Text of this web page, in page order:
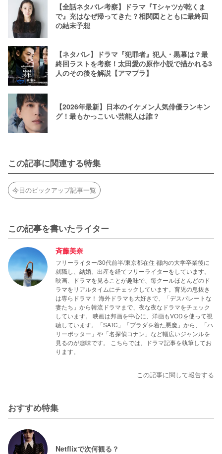
【全話ネタバレ考察】ドラマ『Tシャツが乾くま
で』充はなぜ帰ってきた？相関図とともに最終回
の結末予想
【ネタバレ】ドラマ『犯罪者』犯人・黒幕は？最
終回ラストを考察！太田愛の原作小説で描かれる3
人のその後を解説【アマプラ】
【2026年最新】日本のイケメン人気俳優ランキン
グ！最もかっこいい芸能人は誰？
この記事に関連する特集
今日のピックアップ記事一覧
この記事を書いたライター
斉藤美奈
フリーライター/30代前半/東京都在住 都内の大学卒業後に
就職し、結婚、出産を経てフリーライターをしています。
映画、ドラマを見ることが趣味で、毎クールほとんどのド
ラマをリアルタイムにチェックしています。育児の息抜き
は専らドラマ！ 海外ドラマも大好きで、「デスパレートな
妻たち」から韓流ドラマまで、夜な夜なドラマをチェック
しています。 映画は邦画を中心に、洋画もVODを使って視
聴しています。「SATC」「プラダを着た悪魔」から、「ハ
リーポッター」や「名探偵コナン」など幅広いジャンルを
見るのが趣味です。 こちらでは、ドラマ記事を執筆してお
ります。
この記事に関して報告する
おすすめ特集
Netflixで次何観る？